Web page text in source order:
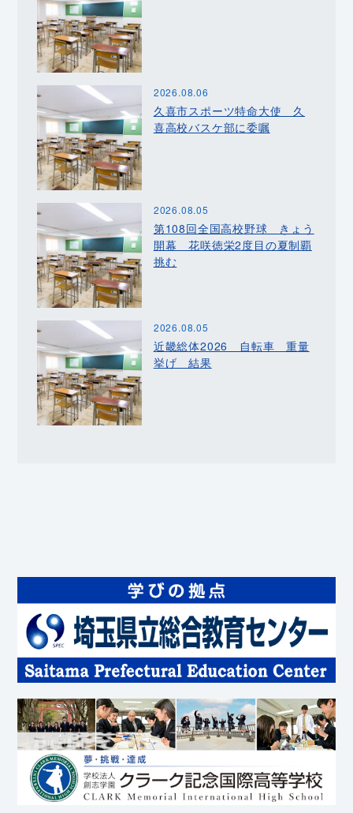
2026.08.06
久喜市スポーツ特命大使 久
喜高校バスケ部に委嘱
2026.08.05
第108回全国高校野球 きょう
開幕 花咲徳栄2度目の夏制覇
挑む
2026.08.05
近畿総体2026 自転車 重量
挙げ 結果